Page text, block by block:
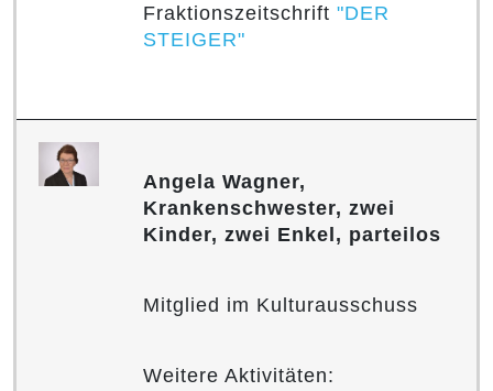
Fraktions­zeitschrift "DER
STEIGER"
Angela Wagner,
Krankenschwester, zwei
Kinder, zwei Enkel, parteilos
Mitglied im Kulturausschuss
Weitere Aktivitäten: